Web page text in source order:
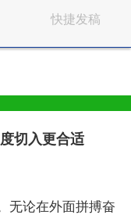
快捷发稿
切入更合适
无论在外面拼搏奋